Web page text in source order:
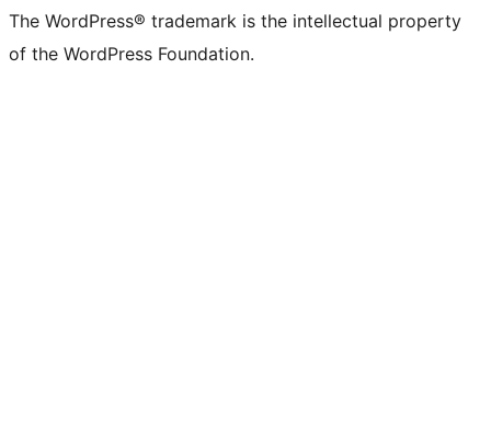
The WordPress® trademark is the intellectual property
of the WordPress Foundation.